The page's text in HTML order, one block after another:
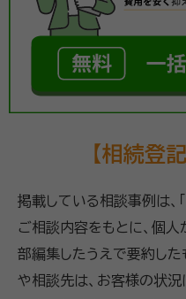
【相続登
掲載している相談事例は、
ご相談内容をもとに、個
部編集したうえで要約し
や相談先は、お客様の状況